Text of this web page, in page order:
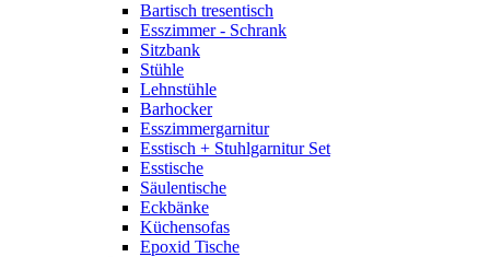
Bartisch tresentisch
Esszimmer - Schrank
Sitzbank
Stühle
Lehnstühle
Barhocker
Esszimmergarnitur
Esstisch + Stuhlgarnitur Set
Esstische
Säulentische
Eckbänke
Küchensofas
Epoxid Tische